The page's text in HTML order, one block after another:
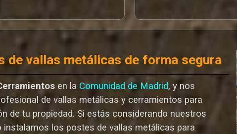
de vallas metálicas de forma segura
en la Comunidad de Madrid, y nos
de vallas metálicas y cerramientos para
de tu propiedad. Si estás considerando nuestros
los postes de vallas metálicas para